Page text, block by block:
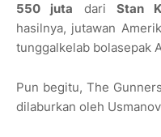
550 juta dari Stan
hasilnya, jutawan
tunggalkelab bolasepak
Pun begitu, The
dilaburkan oleh